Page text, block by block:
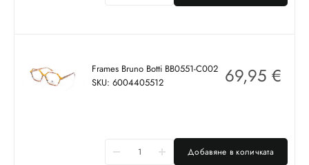
Frames Bruno Botti BB0551-C002
SKU: 6004405512
69,95 €
Добавяне в количката